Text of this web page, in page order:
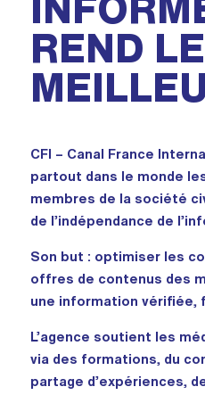
REND
CFI – Canal France
partout dans le monde
membres de la société
de l’indépendance de
Son but : optimiser les
offres de contenus des
une information vérifiée,
L’agence soutient les
via des formations, du
partage d’expériences,